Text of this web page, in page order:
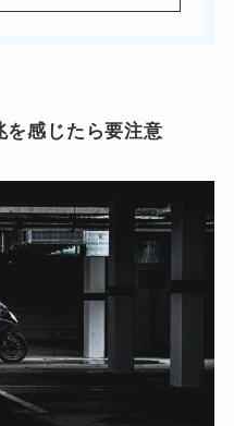
を感じたら要注意